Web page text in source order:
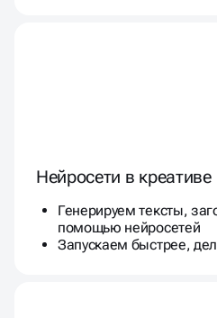
Нейросети в креативе
Генерируем тексты,
помощью нейросетей
Запускаем быстрее,